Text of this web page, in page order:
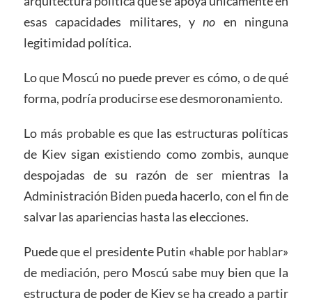
esas capacidades militares, yno en ninguna
legitimidad política.
Lo que Moscú no puede prever es cómo, o de qué
forma, podría producirse ese desmoronamiento.
Lo más probable es que las estructuras políticas
de Kiev sigan existiendo como zombis, aunque
despojadas de su razón de ser mientras la
Administración Biden pueda hacerlo, con el fin de
salvar las apariencias hasta las elecciones.
Puede que el presidente Putin «hable por hablar»
de mediación, pero Moscú sabe muy bien que la
estructura de poder de Kiev se ha creado a partir